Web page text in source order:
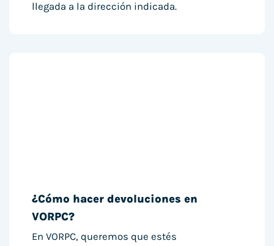
llegada a la dirección indicada.
¿Cómo hacer devoluciones en
VORPC?
En VORPC, queremos que estés